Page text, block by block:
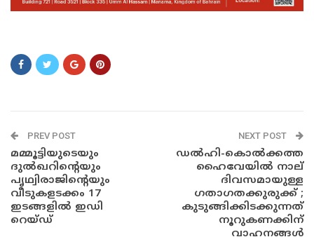
PREV POST
മമ്മൂട്ടിയുടെയും
ദുൽഖറിന്‍റെയും
പൃഥ്വിരാജിൻ്റെയും
വീടുകളടക്കം 17
ഇടങ്ങളിൽ ഇഡി
റെയ്ഡ്
NEXT POST
ഡൽഹി-കൊൽക്കത്ത
ഹൈവേയിൽ നാല്
ദിവസമായുള്ള
ഗതാഗതക്കുരുക്ക് ;
കുടുങ്ങിക്കിടക്കുന്നത്
നൂറുകണക്കിന്
വാഹനങ്ങൾ